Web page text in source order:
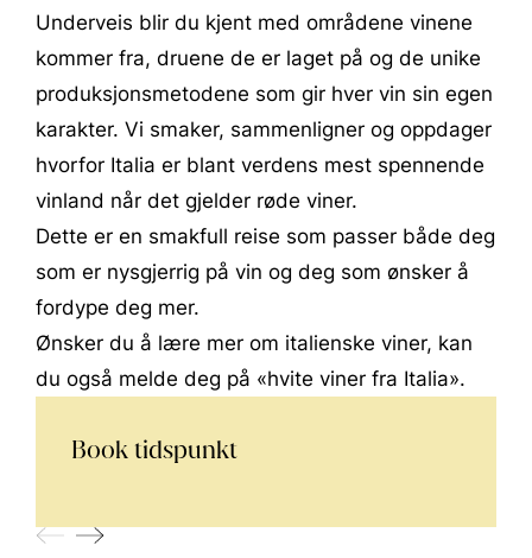
Underveis blir du kjent med områdene vinene
kommer fra, druene de er laget på og de unike
produksjonsmetodene som gir hver vin sin egen
karakter. Vi smaker, sammenligner og oppdager
hvorfor Italia er blant verdens mest spennende
vinland når det gjelder røde viner.
Dette er en smakfull reise som passer både deg
som er nysgjerrig på vin og deg som ønsker å
fordype deg mer.
Ønsker du å lære mer om italienske viner, kan
du også melde deg på «hvite viner fra Italia».
Book tidspunkt